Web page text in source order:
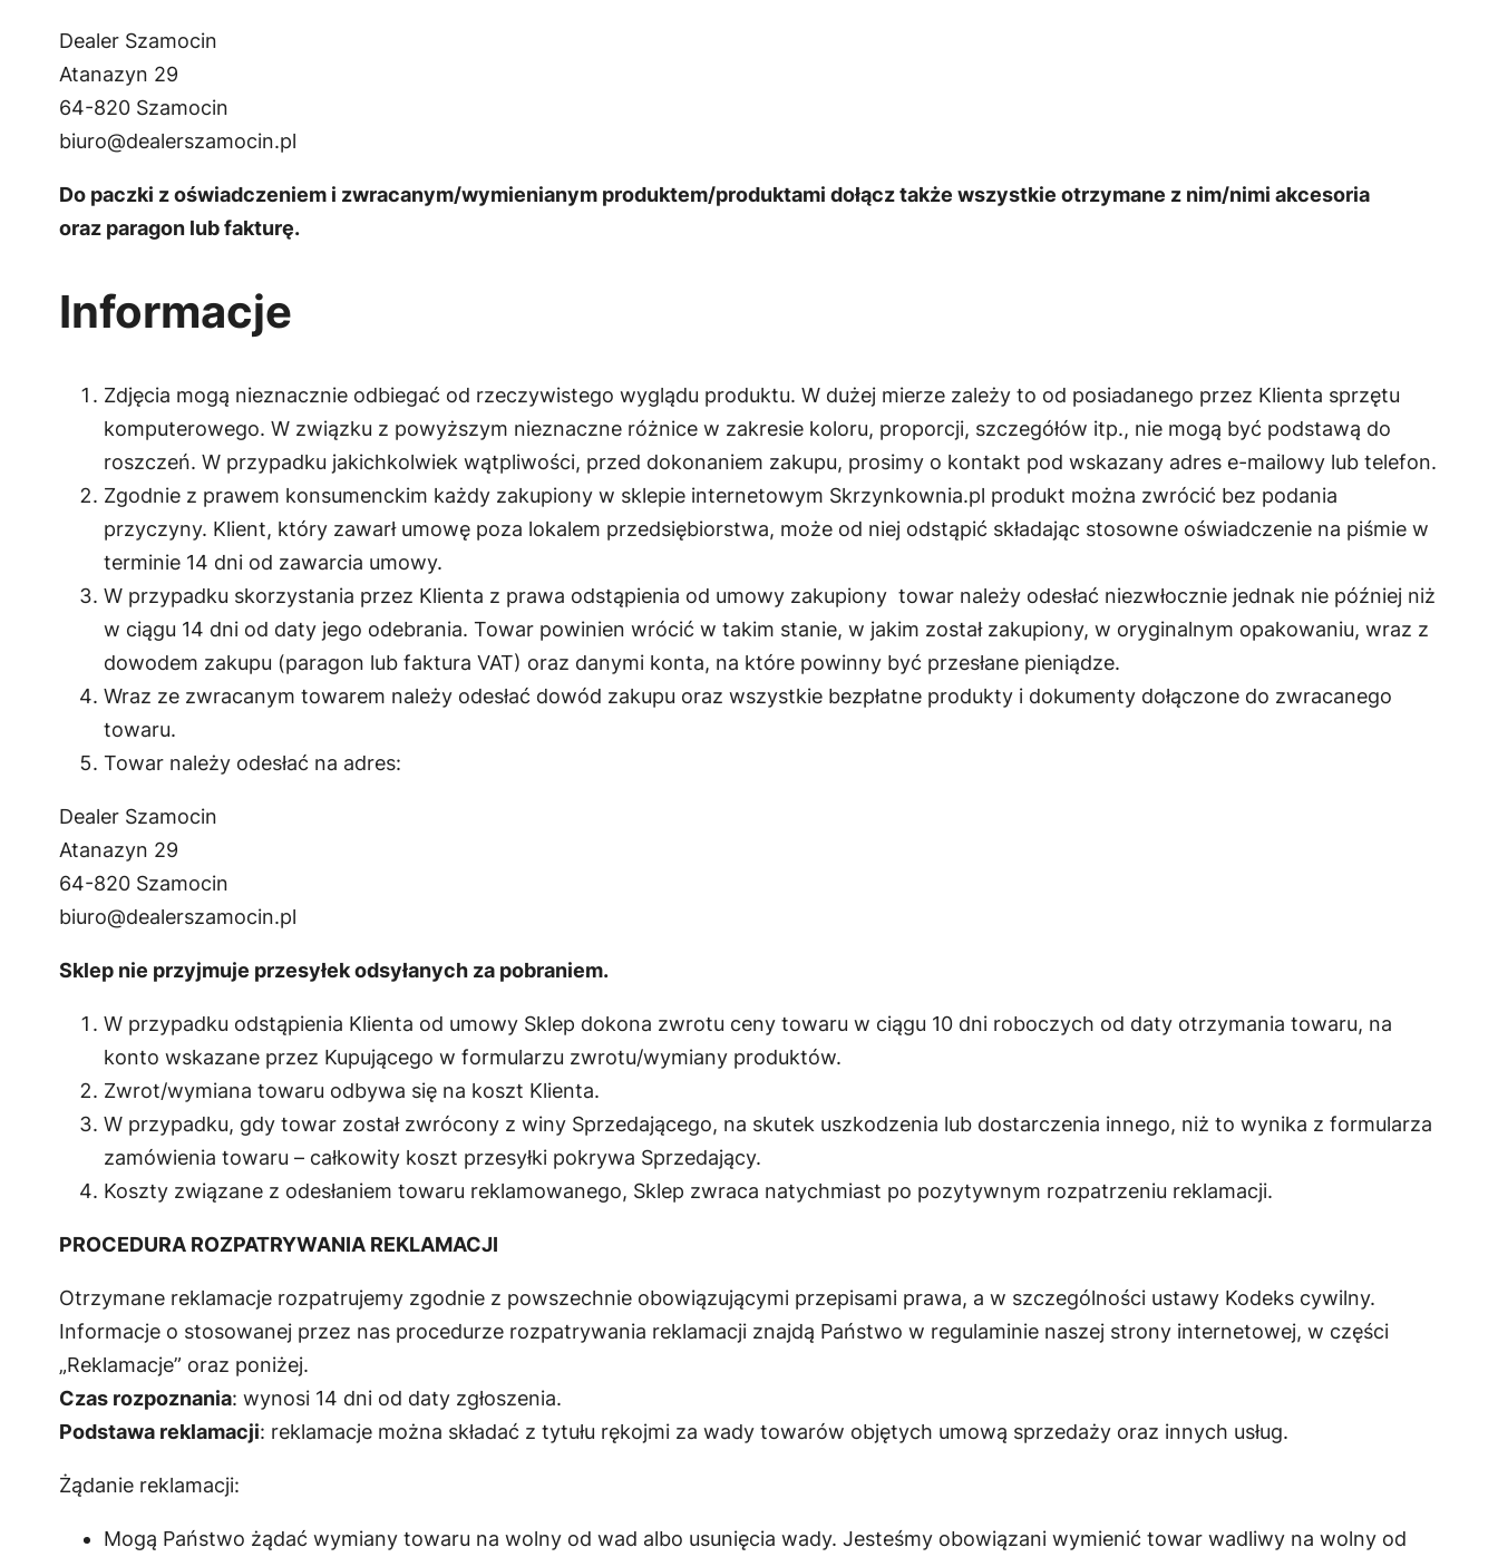
Dealer Szamocin
Atanazyn 29
64-820 Szamocin
biuro@dealerszamocin.pl
Do paczki z oświadczeniem i zwracanym/wymienianym produktem/produktami dołącz także wszystkie otrzymane z nim/nimi akcesoria
oraz paragon lub fakturę.
Informacje
Zdjęcia mogą nieznacznie odbiegać od rzeczywistego wyglądu produktu. W dużej mierze zależy to od posiadanego przez Klienta sprzętu
komputerowego. W związku z powyższym nieznaczne różnice w zakresie koloru, proporcji, szczegółów itp., nie mogą być podstawą do
roszczeń. W przypadku jakichkolwiek wątpliwości, przed dokonaniem zakupu, prosimy o kontakt pod wskazany adres e-mailowy lub telefon.
Zgodnie z prawem konsumenckim każdy zakupiony w sklepie internetowym Skrzynkownia.pl produkt można zwrócić bez podania
przyczyny. Klient, który zawarł umowę poza lokalem przedsiębiorstwa, może od niej odstąpić składając stosowne oświadczenie na piśmie w
terminie 14 dni od zawarcia umowy.
W przypadku skorzystania przez Klienta z prawa odstąpienia od umowy zakupiony towar należy odesłać niezwłocznie jednak nie później niż
w ciągu 14 dni od daty jego odebrania. Towar powinien wrócić w takim stanie, w jakim został zakupiony, w oryginalnym opakowaniu, wraz z
dowodem zakupu (paragon lub faktura VAT) oraz danymi konta, na które powinny być przesłane pieniądze.
Wraz ze zwracanym towarem należy odesłać dowód zakupu oraz wszystkie bezpłatne produkty i dokumenty dołączone do zwracanego
towaru.
Towar należy odesłać na adres:
Dealer Szamocin
Atanazyn 29
64-820 Szamocin
biuro@dealerszamocin.pl
Sklep nie przyjmuje przesyłek odsyłanych za pobraniem.
W przypadku odstąpienia Klienta od umowy Sklep dokona zwrotu ceny towaru w ciągu 10 dni roboczych od daty otrzymania towaru, na
konto wskazane przez Kupującego w formularzu zwrotu/wymiany produktów.
Zwrot/wymiana towaru odbywa się na koszt Klienta.
W przypadku, gdy towar został zwrócony z winy Sprzedającego, na skutek uszkodzenia lub dostarczenia innego, niż to wynika z formularza
zamówienia towaru – całkowity koszt przesyłki pokrywa Sprzedający.
Koszty związane z odesłaniem towaru reklamowanego, Sklep zwraca natychmiast po pozytywnym rozpatrzeniu reklamacji.
PROCEDURA ROZPATRYWANIA REKLAMACJI
Otrzymane reklamacje rozpatrujemy zgodnie z powszechnie obowiązującymi przepisami prawa, a w szczególności ustawy Kodeks cywilny.
Informacje o stosowanej przez nas procedurze rozpatrywania reklamacji znajdą Państwo w regulaminie naszej strony internetowej, w części
„Reklamacje” oraz poniżej.
Czas rozpoznania: wynosi 14 dni od daty zgłoszenia.
Podstawa reklamacji: reklamacje można składać z tytułu rękojmi za wady towarów objętych umową sprzedaży oraz innych usług.
Żądanie reklamacji:
Mogą Państwo żądać wymiany towaru na wolny od wad albo usunięcia wady. Jesteśmy obowiązani wymienić towar wadliwy na wolny od